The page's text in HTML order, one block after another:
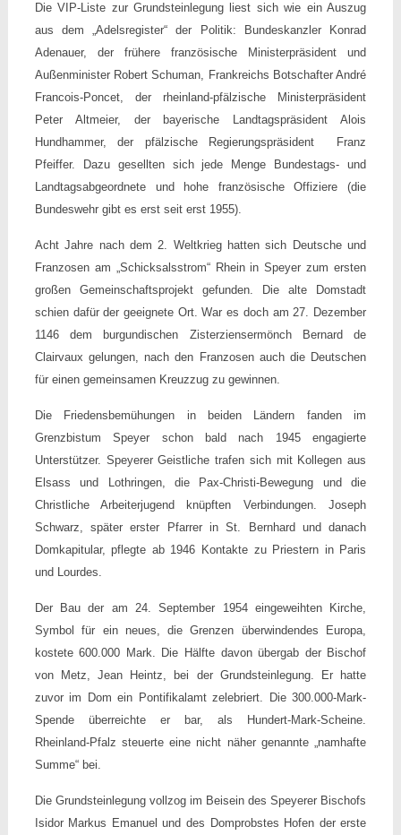
Die VIP-Liste zur Grundsteinlegung liest sich wie ein Auszug
aus dem „Adelsregister“ der Politik: Bundeskanzler Konrad
Adenauer, der frühere französische Ministerpräsident und
Außenminister Robert Schuman, Frankreichs Botschafter André
Francois-Poncet, der rheinland-pfälzische Ministerpräsident
Peter Altmeier, der bayerische Landtagspräsident Alois
Hundhammer, der pfälzische Regierungspräsident Franz
Pfeiffer. Dazu gesellten sich jede Menge Bundestags- und
Landtagsabgeordnete und hohe französische Offiziere (die
Bundeswehr gibt es erst seit erst 1955).
Acht Jahre nach dem 2. Weltkrieg hatten sich Deutsche und
Franzosen am „Schicksalsstrom“ Rhein in Speyer zum ersten
großen Gemeinschaftsprojekt gefunden. Die alte Domstadt
schien dafür der geeignete Ort. War es doch am 27. Dezember
1146 dem burgundischen Zisterziensermönch Bernard de
Clairvaux gelungen, nach den Franzosen auch die Deutschen
für einen gemeinsamen Kreuzzug zu gewinnen.
Die Friedensbemühungen in beiden Ländern fanden im
Grenzbistum Speyer schon bald nach 1945 engagierte
Unterstützer. Speyerer Geistliche trafen sich mit Kollegen aus
Elsass und Lothringen, die Pax-Christi-Bewegung und die
Christliche Arbeiterjugend knüpften Verbindungen. Joseph
Schwarz, später erster Pfarrer in St. Bernhard und danach
Domkapitular, pflegte ab 1946 Kontakte zu Priestern in Paris
und Lourdes.
Der Bau der am 24. September 1954 eingeweihten Kirche,
Symbol für ein neues, die Grenzen überwindendes Europa,
kostete 600.000 Mark. Die Hälfte davon übergab der Bischof
von Metz, Jean Heintz, bei der Grundsteinlegung. Er hatte
zuvor im Dom ein Pontifikalamt zelebriert. Die 300.000-Mark-
Spende überreichte er bar, als Hundert-Mark-Scheine.
Rheinland-Pfalz steuerte eine nicht näher genannte „namhafte
Summe“ bei.
Die Grundsteinlegung vollzog im Beisein des Speyerer Bischofs
Isidor Markus Emanuel und des Domprobstes Hofen der erste